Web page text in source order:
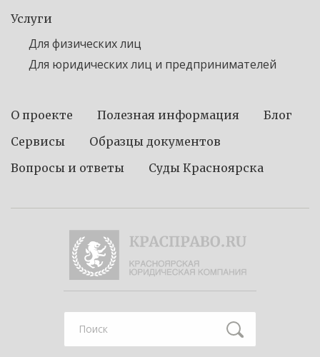
Услуги
Для физических лиц
Для юридических лиц и предпринимателей
О проекте Полезная информация
Блог
Сервисы
Образцы документов
Вопросы и ответы
Суды Красноярска